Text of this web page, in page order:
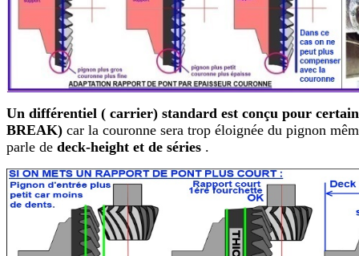
Un différentiel ( carrier) standard est conçu pour
BREAK) car la couronne sera trop éloignée du pignon
parle de deck-height et de séries .